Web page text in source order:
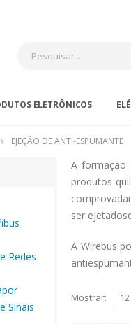
ELETRÔNICOS
EJEÇÃO DE ANTI-ESPUMANTE
A formação
produtos
ser
A Wirebus
Mostrar:
Redes
Sinais